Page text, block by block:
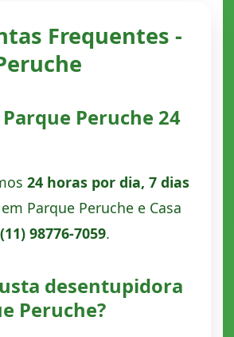
Frequentes -
Peruche 24
24 horas por dia, 7 dias
em Parque Peruche e Casa
(11) 98776-7059.
desentupidora
Peruche?